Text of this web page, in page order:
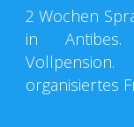
2 Wochen
in Antibes.
organisiertes